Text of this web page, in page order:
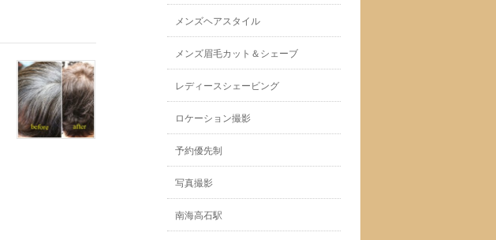
メンズヘアスタイル
メンズ眉毛カット＆シェーブ
レディースシェービング
ロケーション撮影
予約優先制
写真撮影
南海高石駅